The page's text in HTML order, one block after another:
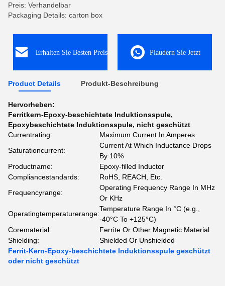
Preis: Verhandelbar
Packaging Details: carton box
Erhalten Sie Besten Preis Plaudern Sie Jetzt
Product Details Produkt-Beschreibung
Hervorheben:
Ferritkern-Epoxy-beschichtete Induktionsspule,
Epoxybeschichtete Induktionsspule, nicht geschützt
Currentrating:
Maximum Current In Amperes
Saturationcurrent:
Current At Which Inductance Drops
By 10%
Productname:
Epoxy-filled Inductor
Compliancestandards:
RoHS, REACH, Etc.
Frequencyrange:
Operating Frequency Range In MHz
Or KHz
Operatingtemperaturerange:
Temperature Range In °C (e.g.,
-40°C To +125°C)
Corematerial:
Ferrite Or Other Magnetic Material
Shielding:
Shielded Or Unshielded
Ferrit-Kern-Epoxy-beschichtete Induktionsspule geschützt
oder nicht geschützt